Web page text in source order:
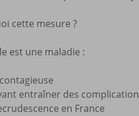
cette mesure ?
est une maladie :
entraîner des
en France